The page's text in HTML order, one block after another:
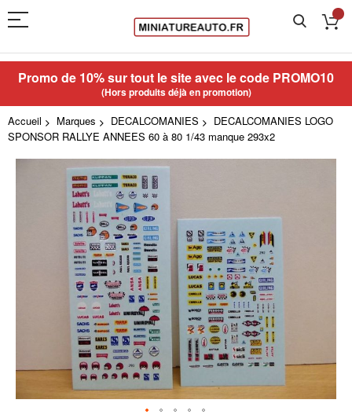
Promo de 10% sur tout le site avec le code PROMO10
(Hors produits déjà en promotion)
Accueil Marques DECALCOMANIES
DECALCOMANIES LOGO
SPONSOR RALLYE ANNEES 60 à 80 1/43 manque 293x2